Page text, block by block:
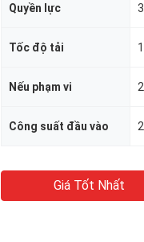
Quyền lực
Tốc độ tải
Nếu phạm vi
Công suất đầu vào
Giá Tốt Nhất